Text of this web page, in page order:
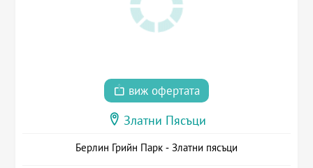
виж офертата
Златни Пясъци
Берлин Грийн Парк - Златни пясъци